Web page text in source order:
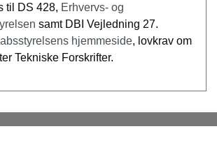
til DS 428, Erhvervs- og
samt DBI Vejledning 27.
hjemmeside, lovkrav om
Tekniske Forskrifter.